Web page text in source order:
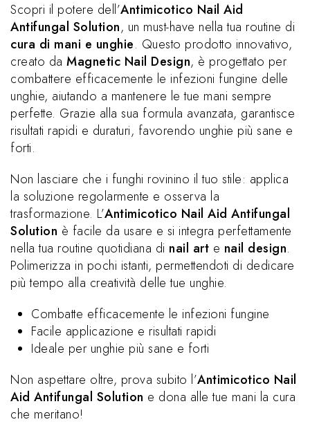
Scopri il potere dell’Antimicotico Nail Aid
Antifungal Solution, un must-have nella tua routine di
cura di mani e unghie. Questo prodotto innovativo,
creato da Magnetic Nail Design, è progettato per
combattere efficacemente le infezioni fungine delle
unghie, aiutando a mantenere le tue mani sempre
perfette. Grazie alla sua formula avanzata, garantisce
risultati rapidi e duraturi, favorendo unghie più sane e
forti.
Non lasciare che i funghi rovinino il tuo stile: applica
la soluzione regolarmente e osserva la
trasformazione. L’Antimicotico Nail Aid Antifungal
Solution è facile da usare e si integra perfettamente
nella tua routine quotidiana di nail art e nail design.
Polimerizza in pochi istanti, permettendoti di dedicare
più tempo alla creatività delle tue unghie.
Combatte efficacemente le infezioni fungine
Facile applicazione e risultati rapidi
Ideale per unghie più sane e forti
Non aspettare oltre, prova subito l’Antimicotico Nail
Aid Antifungal Solution e dona alle tue mani la cura
che meritano!